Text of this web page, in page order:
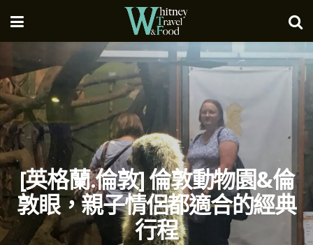
[英格蘭.倫敦] 倫敦動物園&倫
敦眼，親子情侶都適合的經典
行程